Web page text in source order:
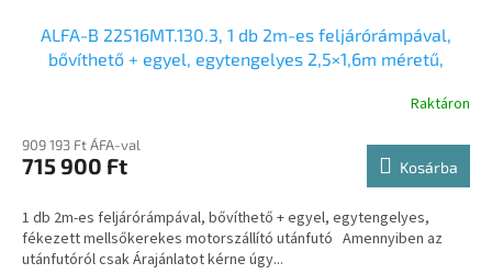
ALFA-B 22516MT.130.3, 1 db 2m-es feljárórámpával,
bővíthető + egyel, egytengelyes 2,5×1,6m méretű,
Raktáron
909 193 Ft ÁFA-val
715 900 Ft Kosárba
1 db 2m-es feljárórámpával, bővíthető + egyel, egytengelyes,
fékezett mellsőkerekes motorszállító utánfutó Amennyiben az
utánfutóról csak Árajánlatot kérne úgy...